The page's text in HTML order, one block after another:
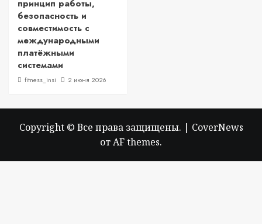
принцип работы,
безопасность и
совместимость с
международными
платёжными
системами
fitness_insi 2 июня 2026
Copyright © Все права защищены. | CoverNews
от AF themes.